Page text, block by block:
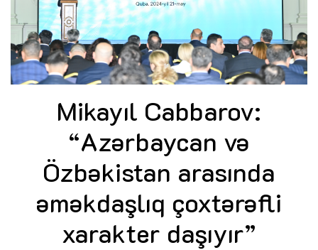
Mikayıl Cabbarov:
“Azərbaycan və
Özbəkistan arasında
əməkdaşlıq çoxtərəfli
xarakter daşıyır”